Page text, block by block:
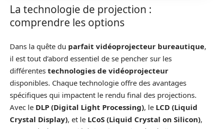
La technologie de projection :
comprendre les options
Dans la quête du parfait vidéoprojecteur bureautique,
il est tout d’abord essentiel de se pencher sur les
différentes technologies de vidéoprojecteur
disponibles. Chaque technologie offre des avantages
spécifiques qui impactent le rendu final des projections.
Avec le DLP (Digital Light Processing), le LCD (Liquid
Crystal Display), et le LCoS (Liquid Crystal on Silicon),